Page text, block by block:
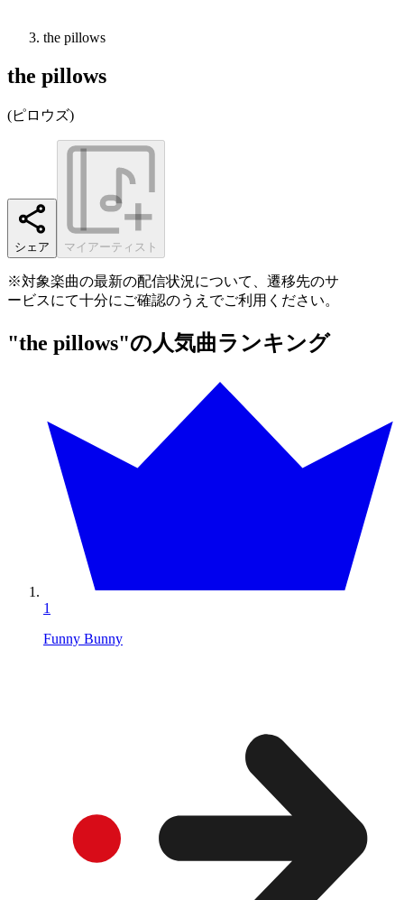
the pillows
the pillows
(ピロウズ)
シェア マイアーティスト
※対象楽曲の最新の配信状況について、遷移先のサ
ービスにて十分にご確認のうえでご利用ください。
"the pillows"の人気曲ランキング
1
Funny Bunny